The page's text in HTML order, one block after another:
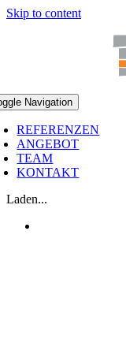
Skip to content
Navigation
REFERENZEN
ANGEBOT
TEAM
KONTAKT
Laden...